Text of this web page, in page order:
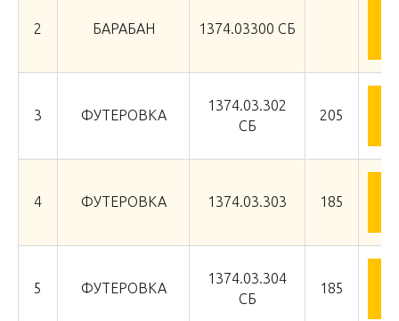
2 БАРАБАН 1374.03300 СБ
3 ФУТЕРОВКА
1374.03.302
СБ
205
4 ФУТЕРОВКА 1374.03.303 185
5 ФУТЕРОВКА
1374.03.304
СБ
185